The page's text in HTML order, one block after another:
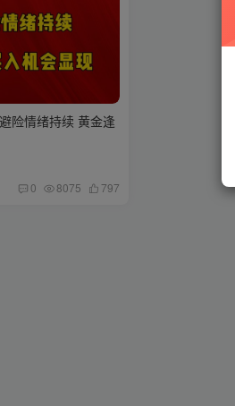
险情绪持续 黄金逢
0 8075 797